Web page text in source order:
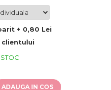
+ 0,80 Lei
clientului
ADAUGA IN COS